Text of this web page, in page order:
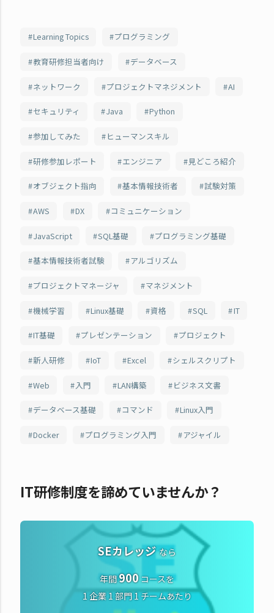
Learning Topics プログラミング
教育研修担当者向け データベース
ネットワーク プロジェクトマネジメント AI
セキュリティ Java Python
参加してみた ヒューマンスキル
研修参加レポート エンジニア 見どころ紹介
オブジェクト指向 基本情報技術者 試験対策
AWS DX コミュニケーション
JavaScript SQL基礎 プログラミング基礎
基本情報技術者試験 アルゴリズム
プロジェクトマネージャ マネジメント
機械学習 Linux基礎 資格 SQL IT
IT基礎 プレゼンテーション プロジェクト
新人研修 IoT Excel シェルスクリプト
Web 入門 LAN構築 ビジネス文書
データベース基礎 コマンド Linux入門
Docker プログラミング入門 アジャイル
IT研修制度を諦めていませんか？
SEカレッジ なら
年間900コースを
1 企業 1 部門 1 チームあたり